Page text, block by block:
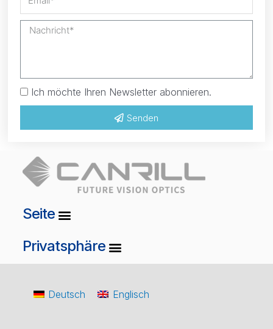
Ich möchte Ihren Newsletter abonnieren.
Senden
Seite
Privatsphäre
Deutsch Englisch